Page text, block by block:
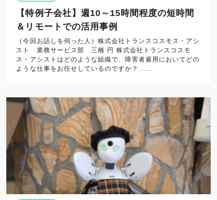
【特例子会社】週10～15時間程度の短時間
＆リモートでの活用事例
（今回お話しを伺った人）株式会社トランスコスモス・アシ
スト 業務サービス部 三橋 円 株式会社トランスコスモ
ス・アシストはどのような組織で、障害者雇用においてどの
ような仕事をお任せしているのですか？......